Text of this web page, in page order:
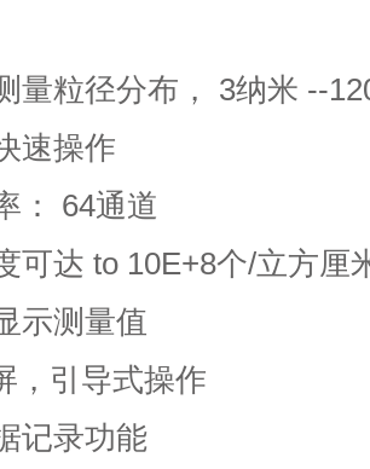
量粒径分布， 3纳米 --
速操作
： 64通道
可达 to 10E+8个/立方厘
示测量值
，引导式操作
记录功能